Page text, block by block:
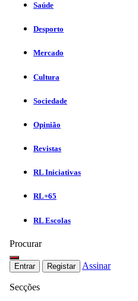
Saúde
Desporto
Mercado
Cultura
Sociedade
Opinião
Revistas
RL Iniciativas
RL+65
RL Escolas
Procurar
Entrar Registar Assinar
Secções